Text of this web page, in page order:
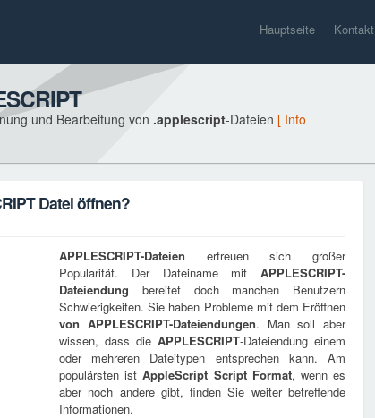
Hauptseite Kontakt
und Bearbeitung von .applescript-Dateien [ Info
Datei öffnen?
APPLESCRIPT-Dateien erfreuen sich großer
Popularität. Der Dateiname mit APPLESCRIPT-
Dateiendung bereitet doch manchen Benutzern
Schwierigkeiten. Sie haben Probleme mit dem Eröffnen
von APPLESCRIPT-Dateiendungen. Man soll aber
wissen, dass die APPLESCRIPT-Dateiendung einem
oder mehreren Dateitypen entsprechen kann. Am
populärsten istAppleScript Script Format, wenn es
aber noch andere gibt, finden Sie weiter betreffende
Informationen.